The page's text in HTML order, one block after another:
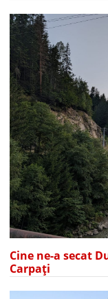
Cine ne-a secat
Carpați